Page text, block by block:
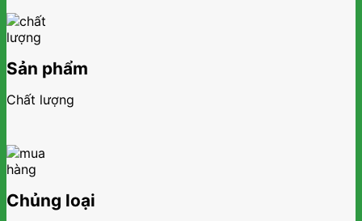
Sản phẩm
Chất lượng
Chủng loại